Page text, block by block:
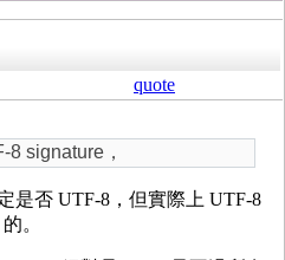
quote
signature，
是否 UTF-8，但實際上 UTF-8
的。